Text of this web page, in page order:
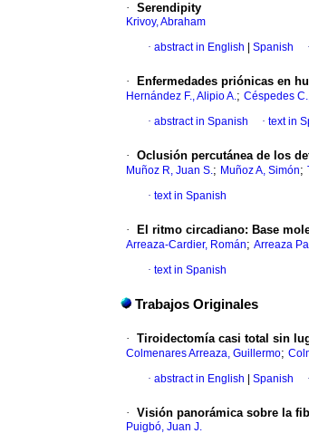
· Serendipity
Krivoy, Abraham
· abstract in English Spanish ·
· Enfermedades priónicas en
Hernández F., Alipio A.; Céspedes
· abstract in Spanish · text in
· Oclusión percutánea de los
Muñoz R, Juan S.; Muñoz A, Simón;
· text in Spanish
· El ritmo circadiano: Base
Arreaza-Cardier, Román; Arreaza
· text in Spanish
Trabajos Originales
· Tiroidectomía casi total sin
Colmenares Arreaza, Guillermo;
· abstract in English Spanish ·
· Visión panorámica sobre la
Puigbó, Juan J.